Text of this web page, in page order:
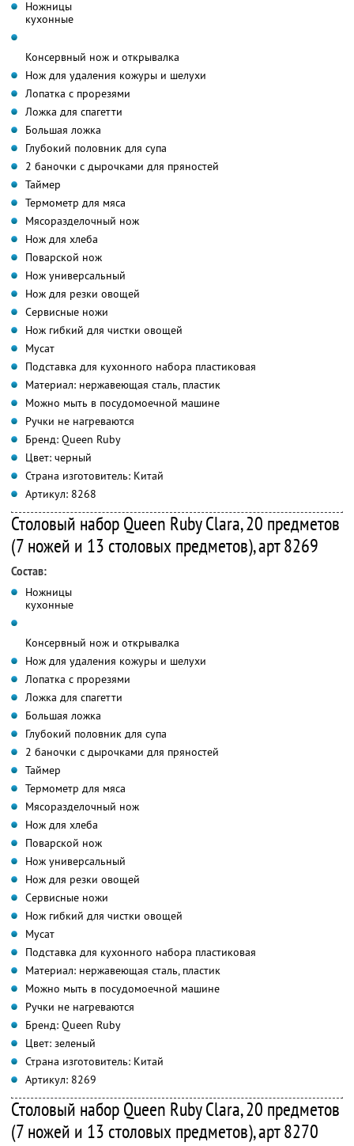
Ножницы
кухонные
Консервный нож и открывалка
Нож для удаления кожуры и шелухи
Лопатка с прорезями
Ложка для спагетти
Большая ложка
Глубокий половник для супа
2 баночки с дырочками для пряностей
Таймер
Термометр для мяса
Мясоразделочный нож
Нож для хлеба
Поварской нож
Нож универсальный
Нож для резки овощей
Сервисные ножи
Нож гибкий для чистки овощей
Мусат
Подставка для кухонного набора пластиковая
Материал: нержавеющая сталь, пластик
Можно мыть в посудомоечной машине
Ручки не нагреваются
Бренд: Queen Ruby
Цвет: черный
Страна изготовитель: Китай
Артикул: 8268
Столовый набор Queen Ruby Clara, 20 предметов
(7 ножей и 13 столовых предметов), арт 8269
Состав:
Ножницы
кухонные
Консервный нож и открывалка
Нож для удаления кожуры и шелухи
Лопатка с прорезями
Ложка для спагетти
Большая ложка
Глубокий половник для супа
2 баночки с дырочками для пряностей
Таймер
Термометр для мяса
Мясоразделочный нож
Нож для хлеба
Поварской нож
Нож универсальный
Нож для резки овощей
Сервисные ножи
Нож гибкий для чистки овощей
Мусат
Подставка для кухонного набора пластиковая
Материал: нержавеющая сталь, пластик
Можно мыть в посудомоечной машине
Ручки не нагреваются
Бренд: Queen Ruby
Цвет: зеленый
Страна изготовитель: Китай
Артикул: 8269
Столовый набор Queen Ruby Clara, 20 предметов
(7 ножей и 13 столовых предметов), арт 8270